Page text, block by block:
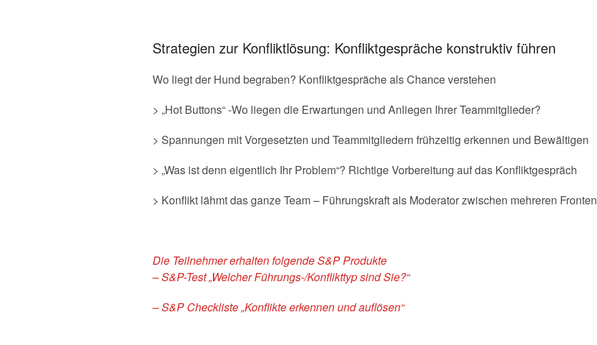
Strategien zur Konfliktlösung: Konfliktgespräche konstruktiv führen
Wo liegt der Hund begraben? Konfliktgespräche als Chance verstehen
> „Hot Buttons“ -Wo liegen die Erwartungen und Anliegen Ihrer Teammitglieder?
> Spannungen mit Vorgesetzten und Teammitgliedern frühzeitig erkennen und Bewältigen
> „Was ist denn eigentlich Ihr Problem“? Richtige Vorbereitung auf das Konfliktgespräch
> Konflikt lähmt das ganze Team – Führungskraft als Moderator zwischen mehreren Fronten
Die Teilnehmer erhalten folgende S&P Produkte
– S&P-Test „Welcher Führungs-/Konflikttyp sind Sie?“
– S&P Checkliste „Konflikte erkennen und auflösen“